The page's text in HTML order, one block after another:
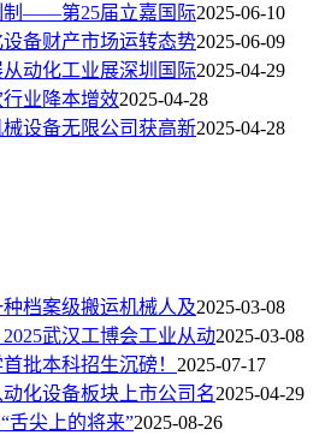
制——第25届立嘉国际2025-06-10
备财产市场运转态势2025-06-09
动化工业展深圳国际2025-04-29
业降本增效2025-04-28
设备无限公司获高新2025-04-28
档案级搬运机械人及2025-03-08
武汉工博会工业从动2025-03-08
批本科招生沉磅！ 2025-07-17
化设备板块上市公司名2025-04-29
舌尖上的将来”2025-08-26